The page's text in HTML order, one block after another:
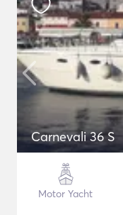
Carnevali 36 S
Motor Yacht